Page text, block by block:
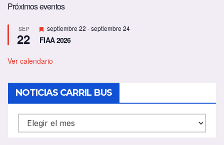
Próximos eventos
SEP
22
D
e
s
a
d
o
septiembre 22 -septiembre 24
FIAA 2026
Ver calendario
NOTICIAS CARRIL BUS
NOTICIAS
CARRIL